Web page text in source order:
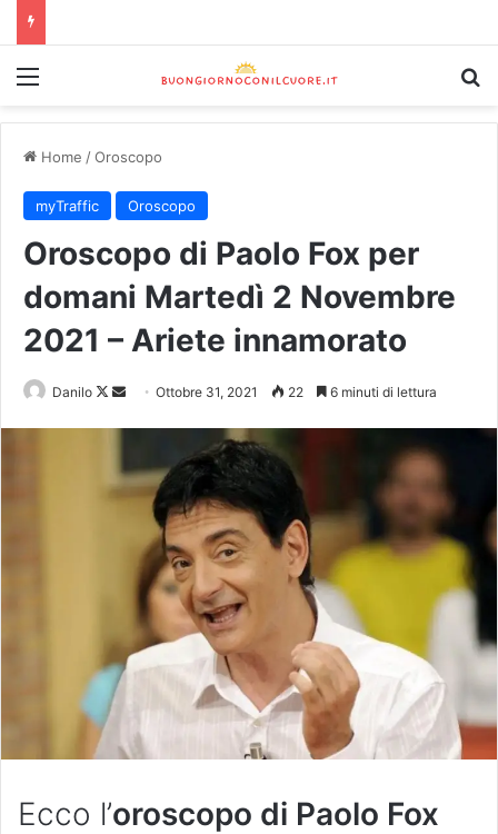
Home /Oroscopo
myTraffic Oroscopo
Oroscopo di Paolo Fox per
domani Martedì 2 Novembre
2021 – Ariete innamorato
Danilo Ottobre 31, 2021 22 6 minuti di lettura
Ecco l’oroscopo di Paolo Fox